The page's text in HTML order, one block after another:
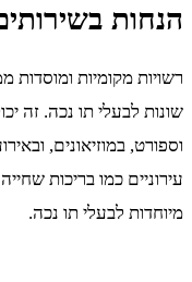
הנחות
רשויות מקומיות
שונות לבעלי תו נכה. זה
וספורט, במוזיאונים,
עירוניים כמו בריכות
מיוחדות לבעלי תו נכה.